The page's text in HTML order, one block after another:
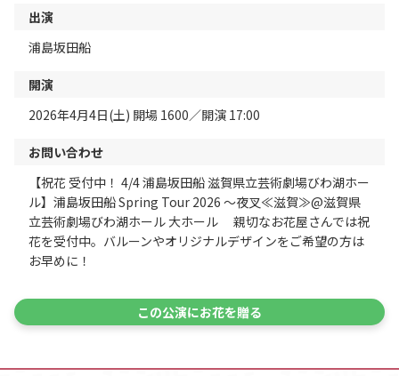
出演
浦島坂田船
開演
2026年4月4日(土) 開場 1600／開演 17:00
お問い合わせ
【祝花 受付中！ 4/4 浦島坂田船 滋賀県立芸術劇場びわ湖ホー
ル】浦島坂田船 Spring Tour 2026 ～夜叉≪滋賀≫@滋賀県
立芸術劇場びわ湖ホール 大ホール 親切なお花屋さんでは祝
花を受付中。バルーンやオリジナルデザインをご希望の方は
お早めに！
この公演にお花を贈る